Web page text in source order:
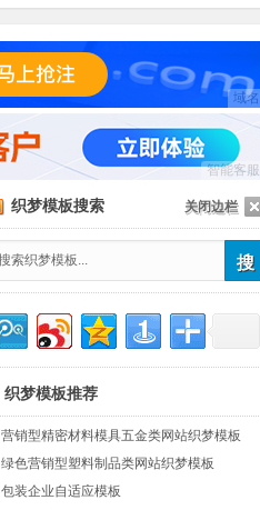
域名
智能客服
关闭边栏
织梦模板搜索
织梦模板推荐
营销型精密材料模具五金类网站织梦模板
绿色营销型塑料制品类网站织梦模板
包装企业自适应模板